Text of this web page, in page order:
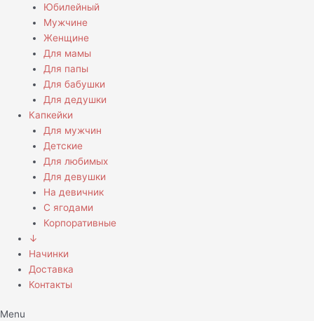
Юбилейный
Мужчине
Женщине
Для мамы
Для папы
Для бабушки
Для дедушки
Капкейки
Для мужчин
Детские
Для любимых
Для девушки
На девичник
С ягодами
Корпоративные
↓
Начинки
Доставка
Контакты
Menu